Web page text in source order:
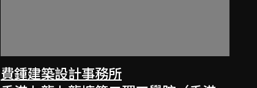
費鍾建築設計事務所